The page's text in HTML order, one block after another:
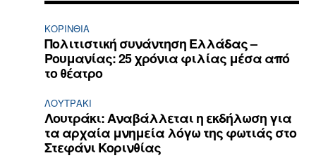
ΚΟΡΙΝΘΊΑ
Πολιτιστική συνάντηση Ελλάδας –
Ρουμανίας: 25 χρόνια φιλίας μέσα από
το θέατρο
ΛΟΥΤΡΆΚΙ
Λουτράκι: Αναβάλλεται η εκδήλωση για
τα αρχαία μνημεία λόγω της φωτιάς στο
Στεφάνι Κορινθίας